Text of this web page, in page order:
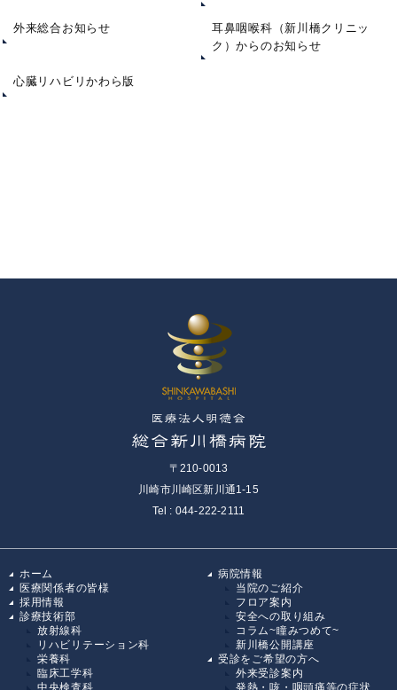
外来総合お知らせ
耳鼻咽喉科（新川橋クリニッ
ク）からのお知らせ
心臓リハビリかわら版
〒210-0013
川崎市川崎区新川通1-15
Tel : 044-222-2111
ホーム
医療関係者の皆様
採用情報
診療技術部
放射線科
リハビリテーション科
栄養科
臨床工学科
中央検査科
病院情報
当院のご紹介
フロア案内
安全への取り組み
コラム~瞳みつめて~
新川橋公開講座
受診をご希望の方へ
外来受診案内
発熱・咳・咽頭痛等の症状